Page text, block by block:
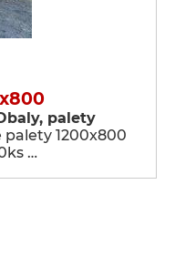
palety
1200x800
…